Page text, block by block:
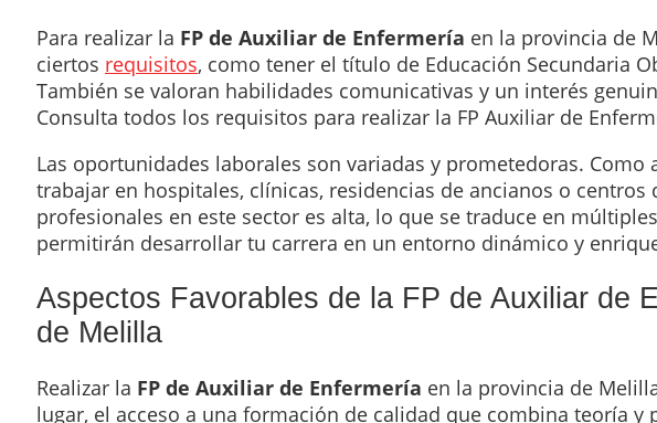
Para realizar la FP de Auxiliar de Enfermería en la provincia de
ciertos requisitos, como tener el título de Educación Secundaria
También se valoran habilidades comunicativas y un interés
Consulta todos los requisitos para realizar la FP Auxiliar de
Las oportunidades laborales son variadas y prometedoras.
trabajar en hospitales, clínicas, residencias de ancianos o
profesionales en este sector es alta, lo que se traduce en múltiples
permitirán desarrollar tu carrera en un entorno dinámico y
Aspectos Favorables de la FP de Auxiliar de
de Melilla
Realizar la FP de Auxiliar de Enfermería en la provincia de
lugar, el acceso a una formación de calidad que combina teoría